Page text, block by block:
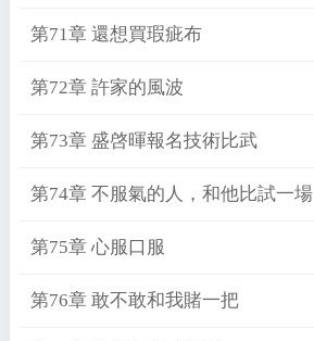
第71章 還想買瑕疵布
第72章 許家的風波
第73章 盛啓暉報名技術比武
第74章 不服氣的人，和他比試一場
第75章 心服口服
第76章 敢不敢和我賭一把